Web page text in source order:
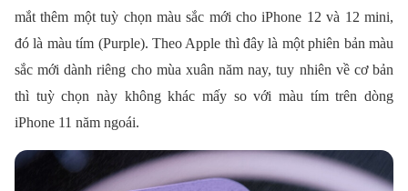
mắt thêm một tuỳ chọn màu sắc mới cho iPhone 12 và 12 mini,
đó là màu tím (Purple). Theo Apple thì đây là một phiên bản màu
sắc mới dành riêng cho mùa xuân năm nay, tuy nhiên về cơ bản
thì tuỳ chọn này không khác mấy so với màu tím trên dòng
iPhone 11 năm ngoái.